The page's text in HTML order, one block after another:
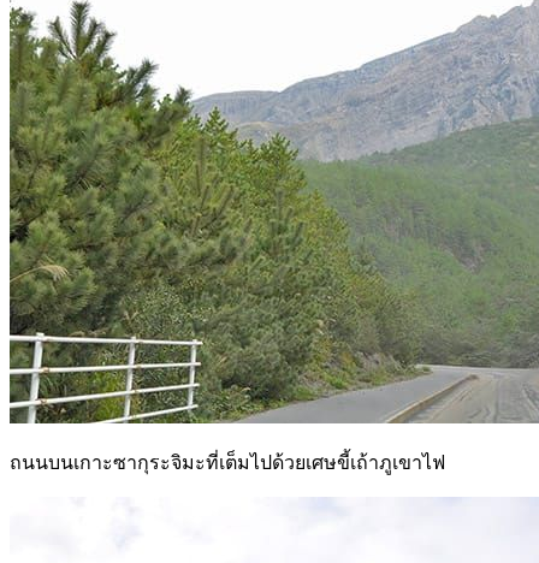
ถนนบนเกาะซากุระจิมะที่เต็มไปด้วยเศษขี้เถ้าภูเขาไฟ